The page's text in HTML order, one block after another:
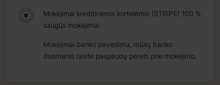
Mokėjimai kreditinėmis kortelėmis (STRIPE) 100 %
saugūs mokėjimai.
Mokėjimai banko pavedimu, mūsų banko
duomenis rasite paspaudę pereiti prie mokėjimo.